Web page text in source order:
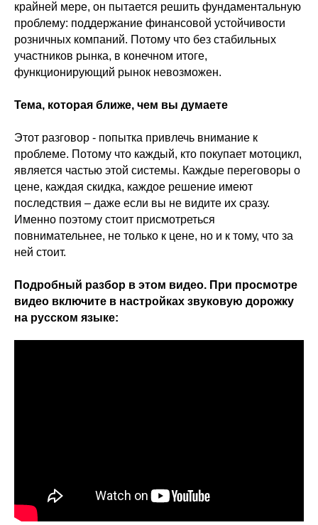
крайней мере, он пытается решить фундаментальную
проблему: поддержание финансовой устойчивости
розничных компаний. Потому что без стабильных
участников рынка, в конечном итоге,
функционирующий рынок невозможен.
Тема, которая ближе, чем вы думаете
Этот разговор - попытка привлечь внимание к
проблеме. Потому что каждый, кто покупает мотоцикл,
является частью этой системы. Каждые переговоры о
цене, каждая скидка, каждое решение имеют
последствия – даже если вы не видите их сразу.
Именно поэтому стоит присмотреться
повнимательнее, не только к цене, но и к тому, что за
ней стоит.
Подробный разбор в этом видео. При просмотре
видео включите в настройках звуковую дорожку
на русском языке: